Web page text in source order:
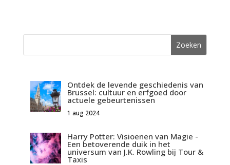
Ontdek de levende geschiedenis van
Brussel: cultuur en erfgoed door
actuele gebeurtenissen
1 aug 2024
Harry Potter: Visioenen van Magie -
Een betoverende duik in het
universum van J.K. Rowling bij Tour &
Taxis